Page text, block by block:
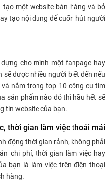
tạo một website bán hàng và bỏ
tạo nội dung để cuốn hút người
cho mình một fanpage hay
sẽ được nhiều người biết đến nếu
nằm trong top 10 công cụ tìm
sản phẩm nào đó thì hầu hết sẽ
tin website của bạn.
thời gian làm việc thoải mái
động thời gian rảnh, không phải
chi phí, thời gian làm việc hay
bạn là làm việc trên điện thoại
hàng.